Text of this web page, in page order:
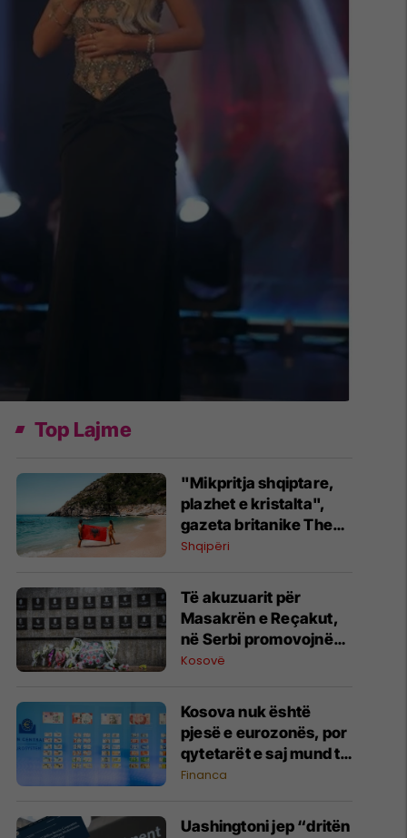
Top Lajme
"Mikpritja shqiptare,
plazhet e kristalta",
gazeta britanike The
Sun i kushton artikull
që duhet vizituar
Shqipëri
Të akuzuarit për
Masakrën e Reçakut,
në Serbi promovojnë
mohimin e krimit
Kosovë
Kosova nuk është
pjesë e eurozonës, por
qytetarët e saj mund të
votojnë për dizajnin e ri
euro
Financa
Uashingtoni jep “dritën